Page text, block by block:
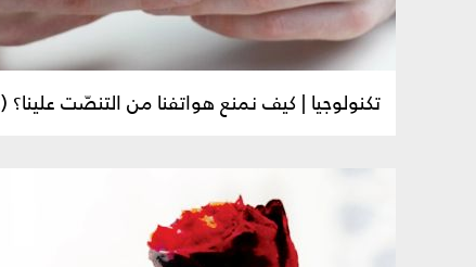
تكنولوجيا | كيف نمنع هواتفنا من التنصّت علينا؟ (2)